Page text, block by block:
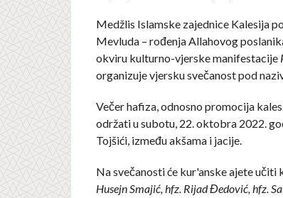
Medžlis Islamske zajednice Kalesija
Mevluda – rođenja Allahovog
okviru kulturno-vjerske manifestacije
organizuje vjersku svečanost pod
Večer hafiza, odnosno promocija
održati u subotu, 22. oktobra 2022.
Tojšići, između akšama i jacije.
Na svečanosti će kur'anske ajete učiti
Husejn Smajić, hfz. Rijad Đedović, hfz.